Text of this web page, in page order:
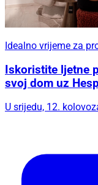
Idealno vrijeme za
Iskoristite ljetne
svoj dom uz
U srijedu, 12.